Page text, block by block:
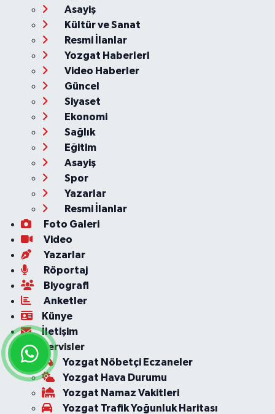
Asayiş
Kültür ve Sanat
Resmi İlanlar
Yozgat Haberleri
Video Haberler
Güncel
Siyaset
Ekonomi
Sağlık
Eğitim
Asayiş
Spor
Yazarlar
Resmi İlanlar
Foto Galeri
Video
Yazarlar
Röportaj
Biyografi
Anketler
Künye
İletişim
Servisler
Yozgat Nöbetçi Eczaneler
Yozgat Hava Durumu
Yozgat Namaz Vakitleri
Yozgat Trafik Yoğunluk Haritası